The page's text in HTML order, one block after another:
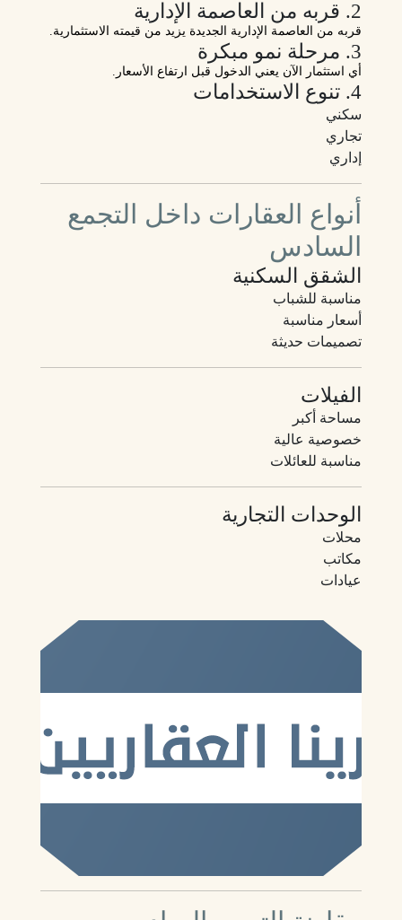
2. قربه من العاصمة الإدارية
قربه من العاصمة الإدارية الجديدة يزيد من قيمته الاستثمارية.
3. مرحلة نمو مبكرة
أي استثمار الآن يعني الدخول قبل ارتفاع الأسعار.
4. تنوع الاستخدامات
سكني
تجاري
إداري
أنواع العقارات داخل التجمع
السادس
الشقق السكنية
مناسبة للشباب
أسعار مناسبة
تصميمات حديثة
الفيلات
مساحة أكبر
خصوصية عالية
مناسبة للعائلات
الوحدات التجارية
محلات
مكاتب
عيادات